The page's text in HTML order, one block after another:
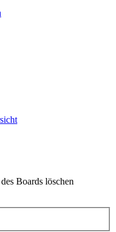
Boards löschen